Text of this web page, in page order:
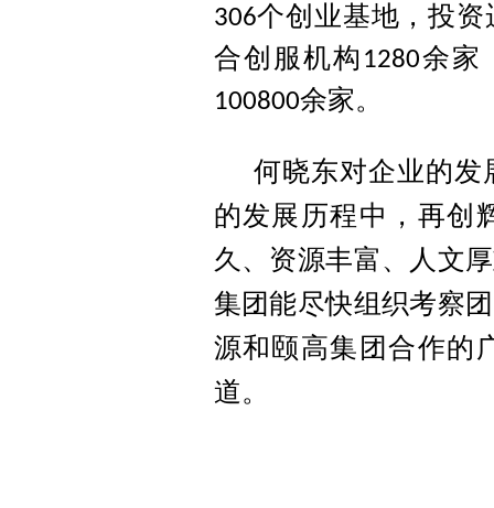
306个创业基地，投资
合创服机构 1280余家
100800余家。
何晓东对企业的发
的发展历程中，再创
久、资源丰富、人文
集团能尽快组织考察
源和颐高集团合作的
道。